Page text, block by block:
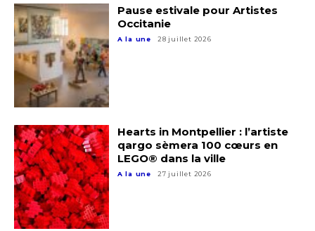
Adresse email*
Nom
Prénom
Pause estivale pour Artistes
Occitanie
A la une 28 juillet 2026
Hearts in Montpellier : l’artiste
qargo sèmera 100 cœurs en
LEGO® dans la ville
A la une 27 juillet 2026